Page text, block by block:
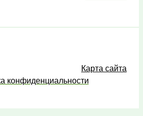
Карта сайта
конфиденциальности